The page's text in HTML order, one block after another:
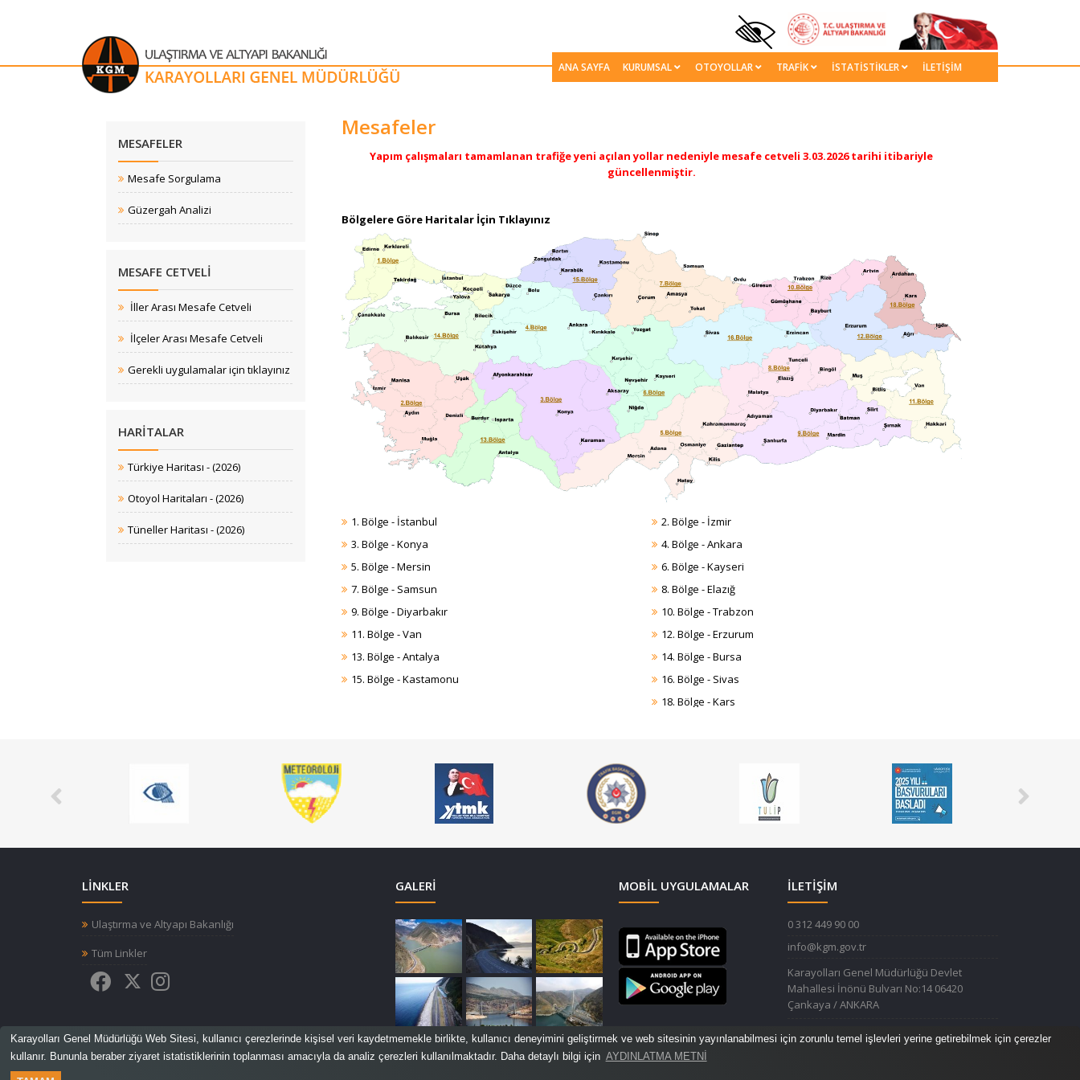
ANA SAYFA KURUMSAL OTOYOLLAR TRAFİK İSTATİSTİKLER İLETİŞİM
​​​​​​​​​​​​​​​​​​​​​MESAFELER
Mesafe Sorgulama
Güzergah Analizi
MESAFE CETVELI
İller Arası Mesafe Cetveli
İlçeler​ Arası Mesafe Cetveli
Gerekli uygulamalar​ ​​için tıklayınız
HARITALAR
Türkiye Haritası - (2026)
Otoyol Haritaları - (2026​)
Tüneller Haritası - (2026)
Mesafeler
Yapım çalışmaları tamamlanan trafiğe yeni açılan yollar nedeniyle mesafe cetveli 3.03.2026 tarihi itibariyle
güncellenmiştir.​​
Bölgelere Göre Haritalar İçin Tıklayınız
1. Bölge - İstanbul
3. Bölge - Konya
5. Bölge - Mersin
7. Bölge - Samsun
9. Bölge - Diyarbakır
11. Bölge - Van
13. Bölge - Antalya
15. Bölge - Kastamonu
2. Bölge - İzmir
4. Bölge - Ankara
6. Bölge - Kayseri
8. Bölge - Elazığ
10. Bölge - Trabzon
12. Bölge - Erzurum
14. Bölge - Bursa
16. Bölge - Sivas
18. Bölge - Kars
LİNKLER
Ulaştırma ve Altyapı Bakanlığı
Tüm Linkler
GALERI MOBIL UYGULAMALAR İLETİŞİM
0 312 449 90 00
info@kgm.gov.tr
Karayolları Genel Müdürlüğü Devlet
Mahallesi İnönü Bulvarı No:14 06420
Çankaya / ANKARA
Karayolları Genel Müdürlüğü Web Sitesi, kullanıcı çerezlerinde kişisel veri kaydetmemekle birlikte, kullanıcı deneyimini geliştirmek ve web sitesinin yayınlanabilmesi için zorunlu temel işlevleri yerine getirebilmek için çerezler
kullanır. Bununla beraber ziyaret istatistiklerinin toplanması amacıyla da analiz çerezleri kullanılmaktadır. Daha detaylı bilgi için AYDINLATMA METNİ